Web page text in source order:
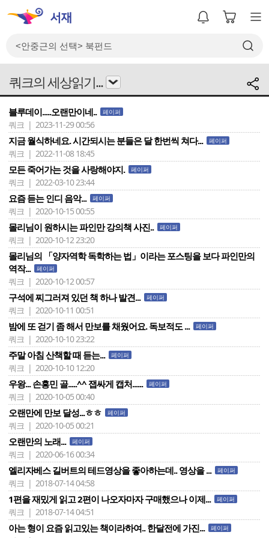
쿼크의 세상읽기...
블루데이.....오랜만이네.. 페이퍼
쿼크 | 2023-11-29 00:56
지금 월식하네요. 시간되시는 분들은 달 한번씩 쳐다... 페이퍼
쿼크 | 2022-11-08 18:45
모든 죽어가는 것을 사랑해야지. 페이퍼
쿼크 | 2022-03-10 23:44
요즘 듣는 인디 음악... 페이퍼
쿼크 | 2020-10-15 00:55
몰리님이 원하시는 파인만 강의책 사진.. 페이퍼
쿼크 | 2020-10-12 23:20
몰리님의 「양자역학 독학하는 법」이라는 포스팅을 보다 파인만의
역작...
페이퍼
쿼크 | 2020-10-12 00:57
구석에 찌그러져 있던 책 하나 발견... 페이퍼
쿼크 | 2020-10-11 00:51
밤에 또 걷기 좀 해서 만보를 채웠어요. 독보적도 ... 페이퍼
쿼크 | 2020-10-10 23:22
주말 아침 산책할 때 듣는... 페이퍼
쿼크 | 2020-10-10 12:20
우왕... 손흥민 골.....^^ 잽싸게 캡처...... 페이퍼
쿼크 | 2020-10-05 00:40
오랜만에 만보 달성...ㅎㅎ 페이퍼
쿼크 | 2020-10-05 00:21
오랜만의 노래... 페이퍼
쿼크 | 2020-06-16 00:34
엘리자베스 길버트의 테드영상을 좋아하는데.. 영상을 ... 페이퍼
쿼크 | 2018-07-14 04:58
1편을 재밌게 읽고 2편이 나오자마자 구매했으나 이제... 페이퍼
쿼크 | 2018-07-14 04:51
아는 형이 요즘 읽고있는 책이라하여.. 한달전에 가진... 페이퍼